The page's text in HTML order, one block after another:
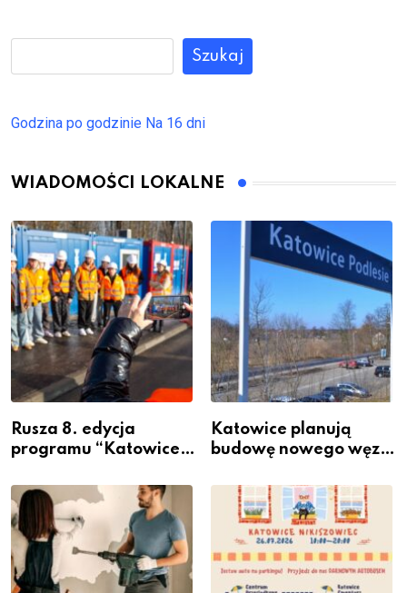
Szukaj
Godzina po godzinie Na 16 dni
WIADOMOŚCI LOKALNE
Rusza 8. edycja
programu “Katowice
– nabór dla
przedsiębiorców
Katowice planują
budowę nowego węzła
Podlesiu